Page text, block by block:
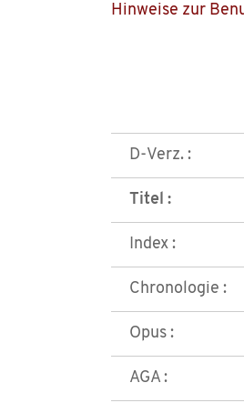
Hinweise zur
D-Verz. :
Titel :
Index :
Chronologie :
Opus :
AGA :